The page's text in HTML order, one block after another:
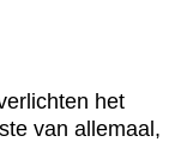
het
van allemaal,